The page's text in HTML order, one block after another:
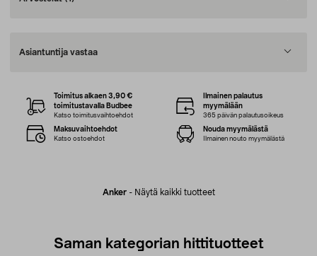
Asiantuntija vastaa
Anker- Näytä kaikki tuotteet
Toimitus alkaen 3,90 €
toimitustavalla Budbee
Katso toimitusvaihtoehdot
Ilmainen palautus
myymälään
365 päivän palautusoikeus
Maksuvaihtoehdot
Katso ostoehdot
Nouda myymälästä
Ilmainen nouto myymälästä
Saman kategorian hittituotteet